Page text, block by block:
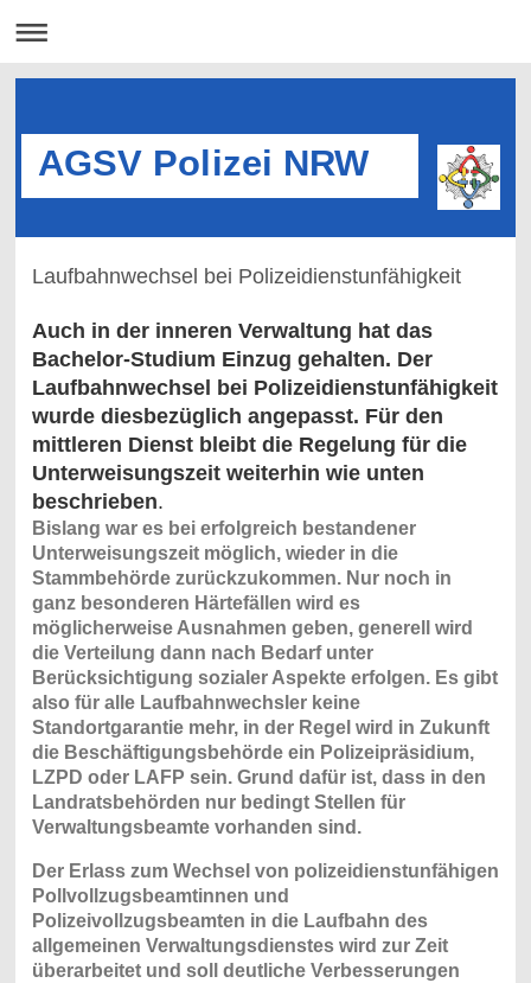
AGSV Polizei NRW
Laufbahnwechsel bei Polizeidienstunfähigkeit
Auch in der inneren Verwaltung hat das
Bachelor-Studium Einzug gehalten. Der
Laufbahnwechsel bei Polizeidienstunfähigkeit
wurde diesbezüglich angepasst. Für den
mittleren Dienst bleibt die Regelung für die
Unterweisungszeit weiterhin wie unten
beschrieben.
Bislang war es bei erfolgreich bestandener
Unterweisungszeit möglich, wieder in die
Stammbehörde zurückzukommen. Nur noch in
ganz besonderen Härtefällen wird es
möglicherweise Ausnahmen geben, generell wird
die Verteilung dann nach Bedarf unter
Berücksichtigung sozialer Aspekte erfolgen. Es gibt
also für alle Laufbahnwechsler keine
Standortgarantie mehr, in der Regel wird in Zukunft
die Beschäftigungsbehörde ein Polizeipräsidium,
LZPD oder LAFP sein. Grund dafür ist, dass in den
Landratsbehörden nur bedingt Stellen für
Verwaltungsbeamte vorhanden sind.
Der Erlass zum Wechsel von polizeidienstunfähigen
Pollvollzugsbeamtinnen und
Polizeivollzugsbeamten in die Laufbahn des
allgemeinen Verwaltungsdienstes wird zur Zeit
überarbeitet und soll deutliche Verbesserungen